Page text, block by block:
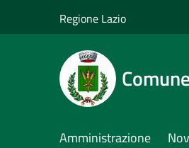
Regione Lazio
Amministrazione